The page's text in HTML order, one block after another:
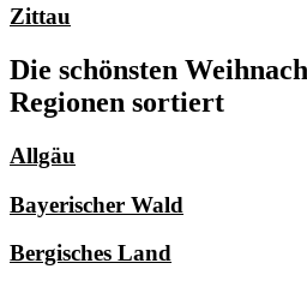
Zittau
Die schönsten
Regionen sortiert
Allgäu
Bayerischer Wald
Bergisches Land